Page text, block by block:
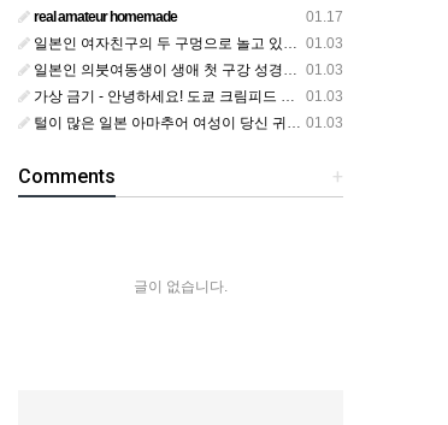
01.17
real amateur homemade
01.03
일본인 여자친구의 두 구멍으로 놀고 있어요
01.03
일본인 의붓여동생이 생애 첫 구강 성경험을 공개하다
01.03
가상 금기 - 안녕하세요! 도쿄 크림피드 시엘에서
01.03
털이 많은 일본 아마추어 여성이 당신 귀에 대고 신음하며 자위합니다. 그녀가 오르가즘에 도달하는 모습을 보세요?
+
Comments
글이 없습니다.